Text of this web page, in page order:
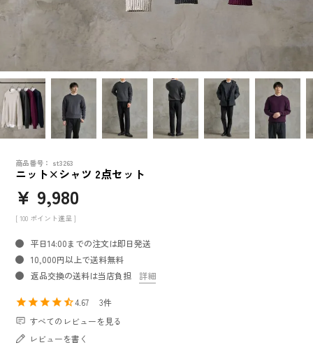
商品番号 st3263
ニット×シャツ 2点セット
¥ 9,980
[ 100 ポイント進呈 ]
平日14:00までの注文は即日発送
10,000円以上で送料無料
返品交換の送料は当店負担
詳細
4.67
3
すべてのレビューを見る
レビューを書く